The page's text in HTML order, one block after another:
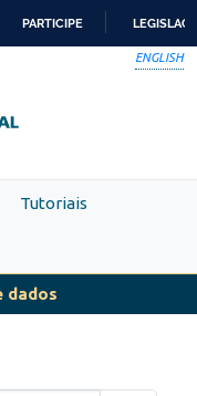
PARTICIPE
ENGLISH
Tutoriais
dados